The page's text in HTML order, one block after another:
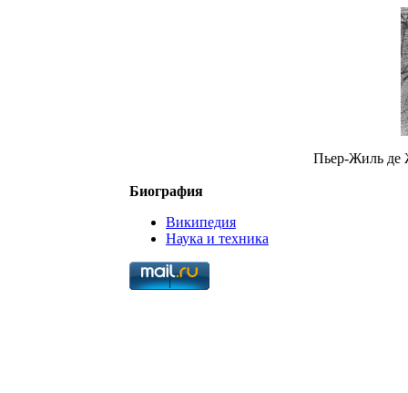
Пьер-Жиль де
Биография
Википедия
Наука и техника